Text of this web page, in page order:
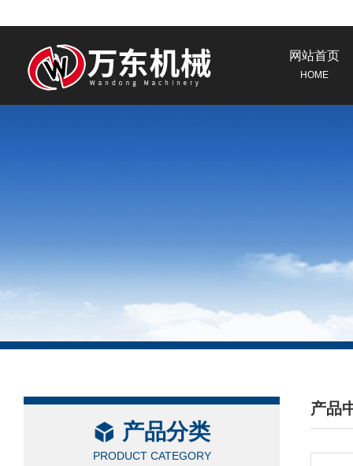
网站首页
HOME
产品分类
PRODUCT CATEGORY
产品
/